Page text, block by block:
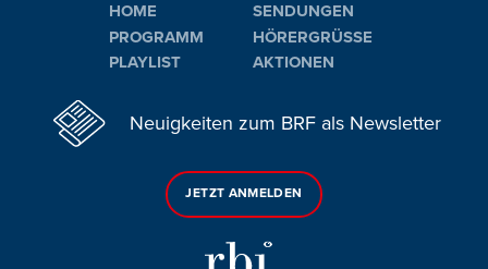
HOME
PROGRAMM
PLAYLIST
SENDUNGEN
HÖRERGRÜSSE
AKTIONEN
Neuigkeiten zum BRF als Newsletter
JETZT ANMELDEN